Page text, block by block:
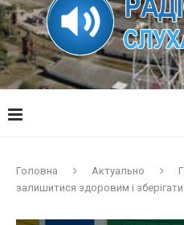
Головна Актуально
залишитися здоровим і зберігати